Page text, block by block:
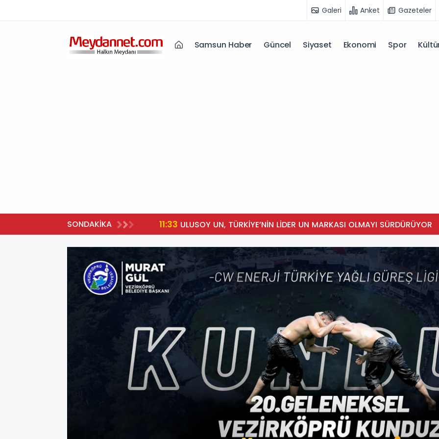
Galeri Anket Gazeteler
Samsun Haber Güncel Siyaset Ekonomi Spor
SONDAKİKA 11:33 ULUSOY UN, TÜRKİYE’NİN LİDER UN MARKASI OLMAYI SÜRDÜRÜYOR